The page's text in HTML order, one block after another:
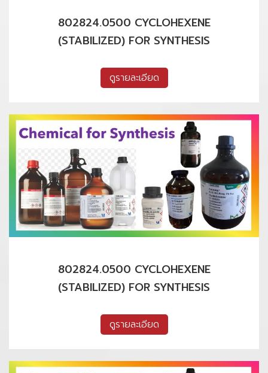
802824.0500 CYCLOHEXENE
(STABILIZED) FOR SYNTHESIS
ดูรายละเอียด
802824.0500 CYCLOHEXENE
(STABILIZED) FOR SYNTHESIS
ดูรายละเอียด